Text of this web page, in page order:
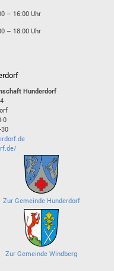
– 16:00 Uhr
– 18:00 Uhr
Hunderdorf
0
Zur Gemeinde Hunderdorf
Zur Gemeinde Windberg